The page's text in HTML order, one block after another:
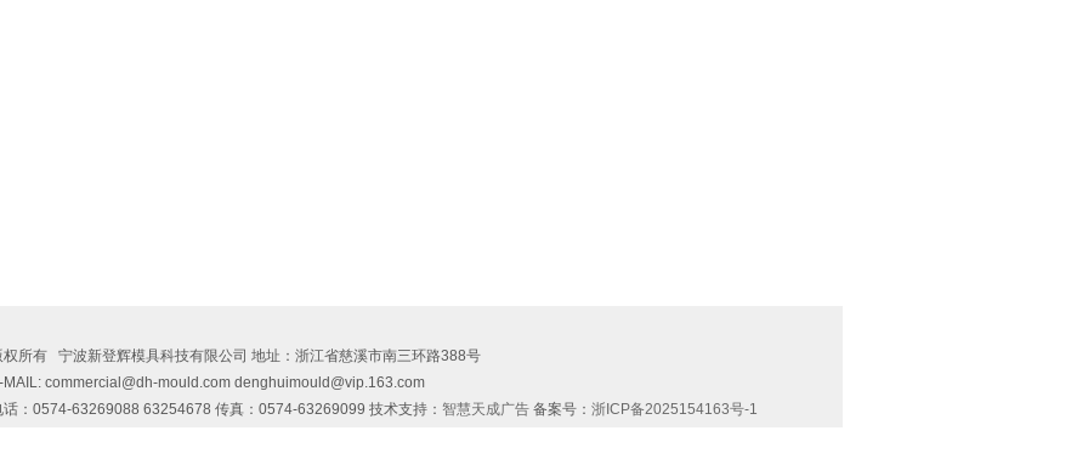
权所有 宁波新登辉模具科技有限公司 地址：浙江省慈溪市南三环路388号
MAIL: commercial@dh-mould.com denghuimould@vip.163.com
话：0574-63269088 63254678 传真：0574-63269099 技术支持： 智慧天成广告备案号： 浙ICP备2025154163号-1